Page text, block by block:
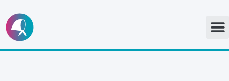
Ir
al